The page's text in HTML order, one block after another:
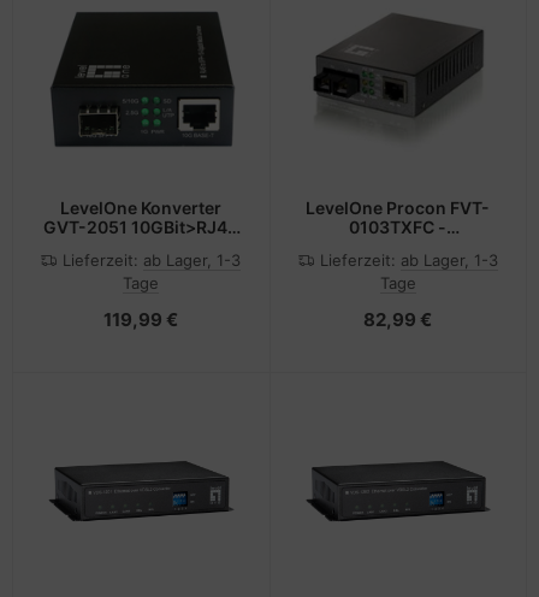
LevelOne Konverter
GVT-2051 10GBit>RJ45
Lieferzeit: ab Lager, 1-3
Tage
119,99 €
LevelOne Procon FVT-
0103TXFC -
Lieferzeit: ab Lager, 1-3
Tage
82,99 €